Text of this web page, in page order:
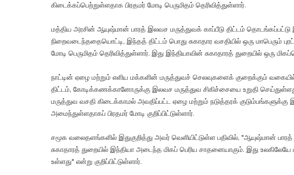
கிடைக்கப்பெற்றுள்ளதாக பிரதமர் மோடி பெருமிதம் தெரிவித்துள்ளார்.
மத்திய அரசின் ஆயுஷ்மான் பாரத் இலவச மருத்துவக் காப்பீடு திட்டம்
நிறைவடைந்ததையொட்டி, இந்தத் திட்டம் பொது சுகாதார வசதியில் ஒரு மாபெரும்
மோடி பெருமிதம் தெரிவித்துள்ளார். இது இந்தியாவின் சுகாதாரத் துறையில் ஒரு
நாட்டின் ஏழை மற்றும் எளிய மக்களின் மருத்துவச் செலவுகளைக் குறைக்கும்
திட்டம், கோடிக்கணக்கானோருக்கு இலவச மருத்துவ சிகிச்சையை உறுதி
மருத்துவ வசதி கிடைக்காமல் அவதிப்பட்ட ஏழை மற்றும் நடுத்தரக் குடும்பங்களுக்கு
அமைந்துள்ளதாகப் பிரதமர் மோடி குறிப்பிட்டுள்ளார்.
சமூக வலைதளங்களில் இதுகுறித்து அவர் வெளியிட்டுள்ள பதிவில், "ஆயுஷ்மான்
சுகாதாரத் துறையில் இந்தியா அடைந்த மிகப் பெரிய சாதனையாகும். இது உலகிலேயே
உள்ளது" என்று குறிப்பிட்டுள்ளார்.